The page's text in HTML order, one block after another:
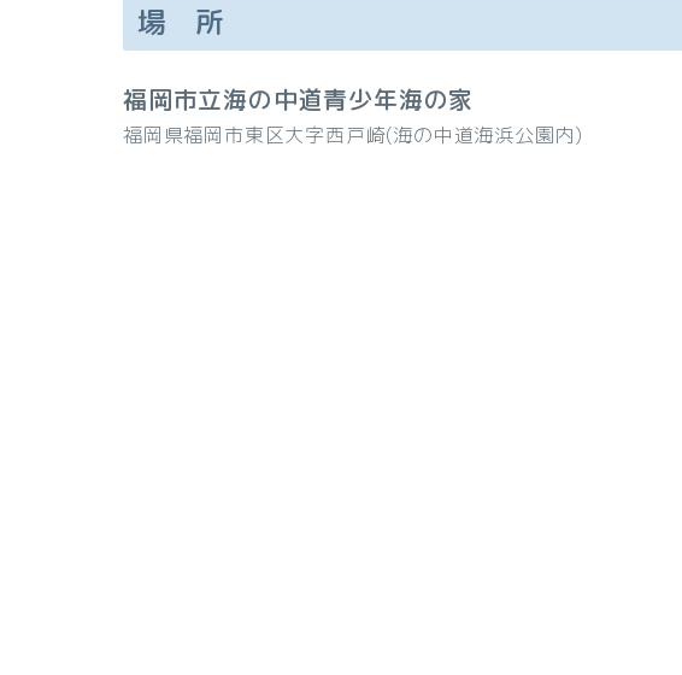
場 所
福岡市立海の中道青少年海の家
福岡県福岡市東区大字西戸崎(海の中道海浜公園内)